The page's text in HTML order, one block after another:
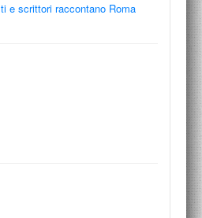
Polesello, maestro
/ 2011
e scrittori raccontano Roma